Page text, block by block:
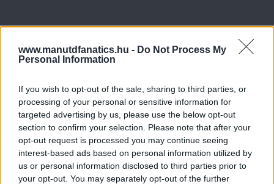
www.manutdfanatics.hu - Do Not Process My
Personal Information
If you wish to opt-out of the sale, sharing to third parties, or
processing of your personal or sensitive information for
targeted advertising by us, please use the below opt-out
section to confirm your selection. Please note that after your
opt-out request is processed you may continue seeing
interest-based ads based on personal information utilized by
us or personal information disclosed to third parties prior to
your opt-out. You may separately opt-out of the further